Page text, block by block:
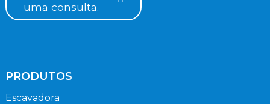
uma consulta.
PRODUTOS
Escavadora